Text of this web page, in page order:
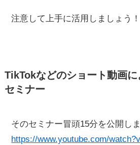
注意して上手に活用しましょう！
TikTokなどのショート動画
セミナー
そのセミナー冒頭15分を公開しま
https://www.youtube.com/